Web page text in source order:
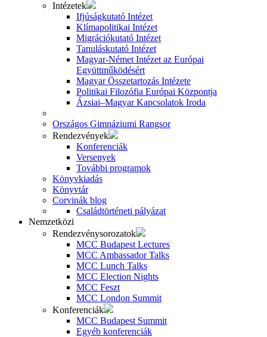
Intézetek
Ifjúságkutató Intézet
Klímapolitikai Intézet
Migrációkutató Intézet
Tanuláskutató Intézet
Magyar-Német Intézet az Európai
Együttműködésért
Magyar Összetartozás Intézete
Politikai Filozófia Európai Központja
Ázsiai–Magyar Kapcsolatok Iroda
Országos Gimnáziumi Rangsor
Rendezvények
Konferenciák
Versenyek
További programok
Könyvkiadás
Könyvtár
Corvinák blog
Családtörténeti pályázat
Nemzetközi
Rendezvénysorozatok
MCC Budapest Lectures
MCC Ambassador Talks
MCC Lunch Talks
MCC Election Nights
MCC Feszt
MCC London Summit
Konferenciák
MCC Budapest Summit
Egyéb konferenciák